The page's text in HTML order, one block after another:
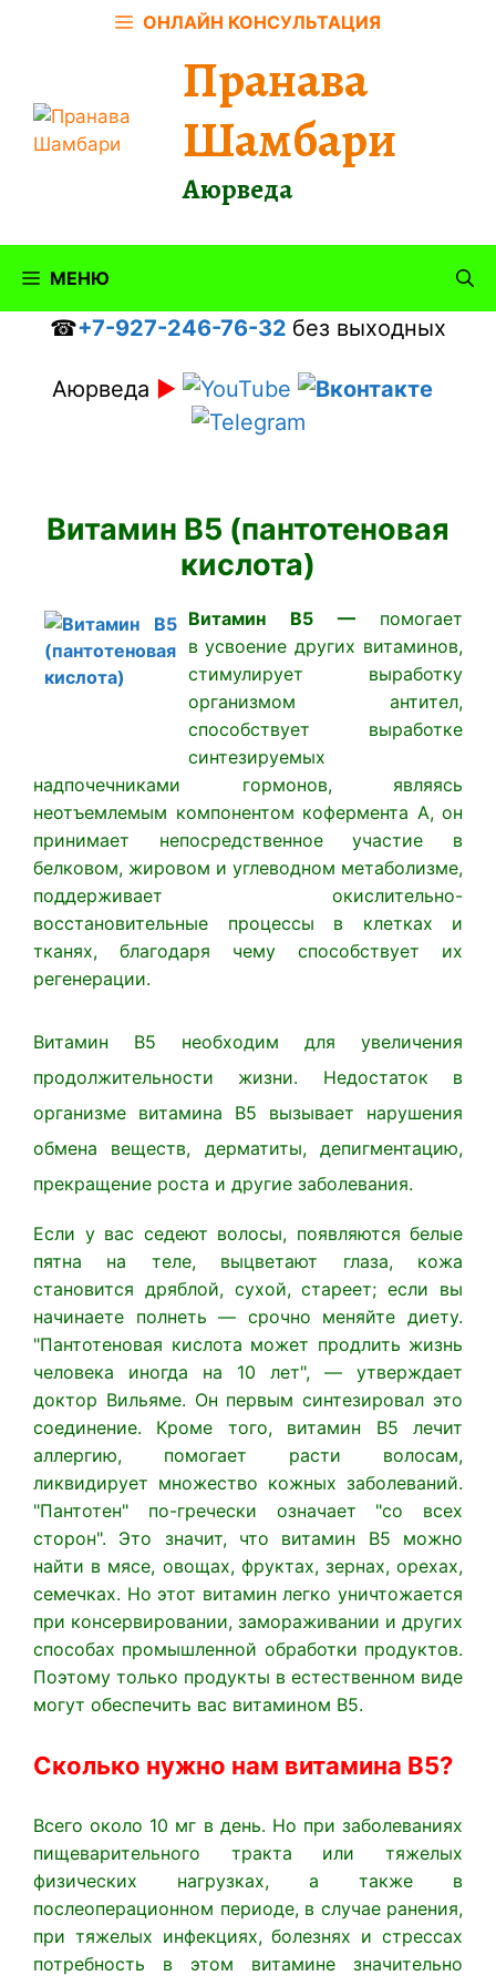
ОНЛАЙН КОНСУЛЬТАЦИЯ
Пранава
Шамбари
Аюрведа
МЕНЮ
☎+7-927-246-76-32 без выходных
Аюрведа ►
Витамин В5 (пантотеновая
кислота)
Витамин В5 — помогает
в усвоение других витаминов,
стимулирует выработку
организмом антител,
способствует выработке
синтезируемых
надпочечниками гормонов, являясь
неотъемлемым компонентом кофермента А, он
принимает непосредственное участие в
белковом, жировом и углеводном метаболизме,
поддерживает окислительно-
восстановительные процессы в клетках и
тканях, благодаря чему способствует их
регенерации.
Витамин В5 необходим для увеличения
продолжительности жизни. Недостаток в
организме витамина В5 вызывает нарушения
обмена веществ, дерматиты, депигментацию,
прекращение роста и другие заболевания.
Если у вас седеют волосы, появляются белые
пятна на теле, выцветают глаза, кожа
становится дряблой, сухой, стареет; если вы
начинаете полнеть — срочно меняйте диету.
"Пантотеновая кислота может продлить жизнь
человека иногда на 10 лет", — утверждает
доктор Вильяме. Он первым синтезировал это
соединение. Кроме того, витамин B5 лечит
аллергию, помогает расти волосам,
ликвидирует множество кожных заболеваний.
"Пантотен" по-гречески означает "со всех
сторон". Это значит, что витамин В5 можно
найти в мясе, овощах, фруктах, зернах, орехах,
семечках. Но этот витамин легко уничтожается
при консервировании, замораживании и других
способах промышленной обработки продуктов.
Поэтому только продукты в естественном виде
могут обеспечить вас витамином B5.
Сколько нужно нам витамина B5?
Всего около 10 мг в день. Но при заболеваниях
пищеварительного тракта или тяжелых
физических нагрузках, а также в
послеоперационном периоде, в случае ранения,
при тяжелых инфекциях, болезнях и стрессах
потребность в этом витамине значительно